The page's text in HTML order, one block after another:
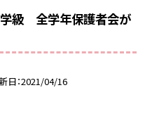
る学級 全学年保護者会が
日 2021/04/16